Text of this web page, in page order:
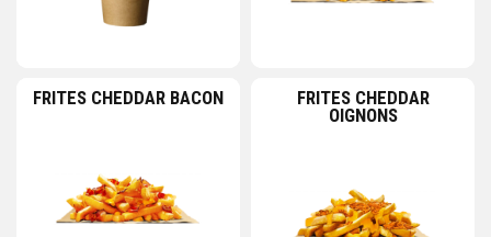
FRITES CHEDDAR BACON
FRITES CHEDDAR
OIGNONS